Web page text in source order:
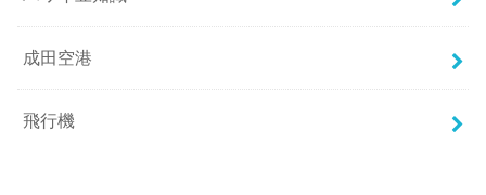
成田空港
飛行機